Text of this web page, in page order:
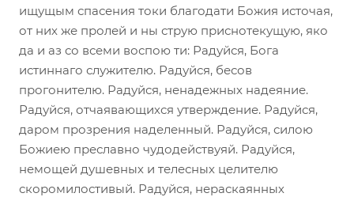
ищущым спасения токи благодати Божия источая,
от них же пролей и ны струю приснотекущую, яко
да и аз со всеми воспою ти: Радуйся, Бога
истиннаго служителю. Радуйся, бесов
прогонителю. Радуйся, ненадежных надеяние.
Радуйся, отчаявающихся утверждение. Радуйся,
даром прозрения наделенный. Радуйся, силою
Божиею преславно чудодействуяй. Радуйся,
немощей душевных и телесных целителю
скоромилостивый. Радуйся, нераскаянных